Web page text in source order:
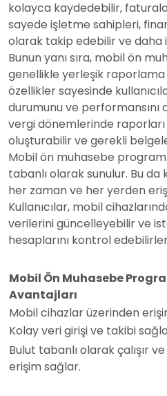
kolayca kaydedebilir,
sayede işletme sahipleri,
olarak takip edebilir ve daha
Bunun yanı sıra, mobil ön
genellikle yerleşik
özellikler sayesinde
durumunu ve performansını
vergi dönemlerinde raporları
oluşturabilir ve gerekli
Mobil ön muhasebe
tabanlı olarak sunulur. Bu da
her zaman ve her yerden
Kullanıcılar, mobil
verilerini güncelleyebilir ve
hesaplarını kontrol
Mobil Ön Muhasebe
Avantajları
Mobil cihazlar üzerinden
Kolay veri girişi ve takibi
Bulut tabanlı olarak çalışır
erişim sağlar.